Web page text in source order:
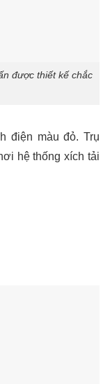
được thiết kế chắc
điện màu đỏ. Trụ
hệ thống xích tải